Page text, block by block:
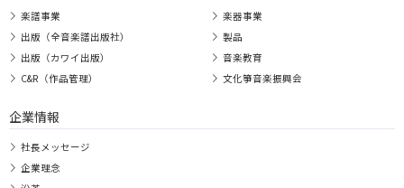
楽譜事業
出版（全音楽譜出版社）
出版（カワイ出版）
C&R（作品管理）
楽器事業
製品
音楽教育
文化箏音楽振興会
企業情報
社長メッセージ
企業理念